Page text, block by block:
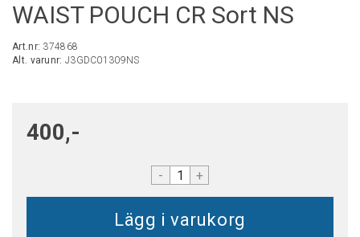
WAIST POUCH CR Sort NS
Art.nr: 374868
Alt. varunr: J3GDC01309NS
400,-
- +